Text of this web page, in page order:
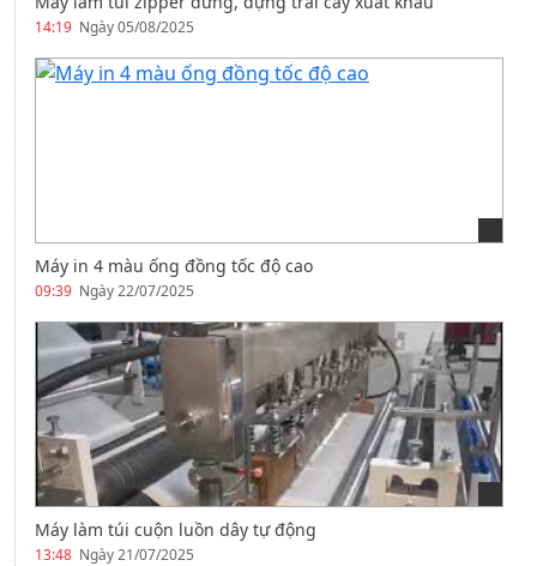
14:19 Ngày 05/08/2025
Máy in 4 màu ống đồng tốc độ cao
09:39 Ngày 22/07/2025
Máy làm túi cuộn luồn dây tự động
13:48 Ngày 21/07/2025